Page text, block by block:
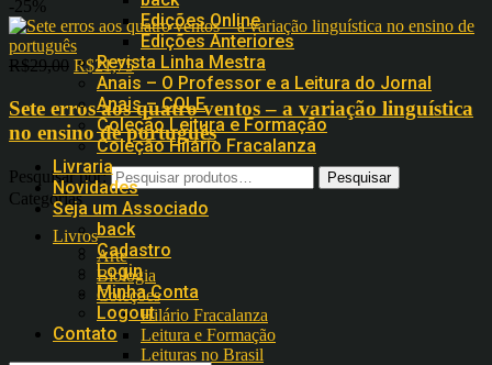
Edições Online
Edições Anteriores
Revista Linha Mestra
Anais – O Professor e a Leitura do Jornal
Anais – COLE
Coleção Leitura e Formação
Coleção Hilário Fracalanza
Livraria
Novidades
Seja um Associado
back
Cadastro
Login
Minha Conta
Logout
Contato
-25%
R$29,00 R$21,75
Sete erros aos quatro ventos – a variação linguística
no ensino de português
Pesquisar por:
Categorias
Livros
Arte
Biologia
Coleções
Hilário Fracalanza
Leitura e Formação
Leituras no Brasil